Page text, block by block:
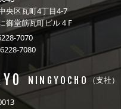
央区瓦町4丁目4-7
御堂筋瓦町ビル４F
7070
7080
NINGYOCHO（支社）